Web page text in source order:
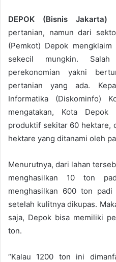
DEPOK (Bisnis Jakarta)
pertanian, namun dari
(Pemkot) Depok
sekecil mungkin.
perekonomian yakni
pertanian yang ada.
Informatika (Diskominfo)
mengatakan, Kota
produktif sekitar 60 hektare,
hektare yang ditanami oleh
Menurutnya, dari lahan
menghasilkan 10 ton
menghasilkan 600 ton
setelah kulitnya dikupas.
saja, Depok bisa memiliki
ton.
“Kalau 1200 ton ini